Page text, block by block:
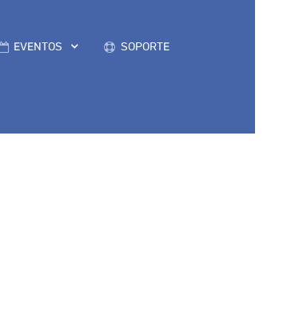
EVENTOS SOPORTE